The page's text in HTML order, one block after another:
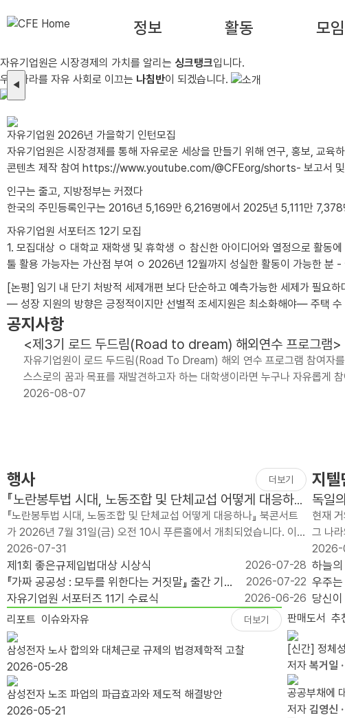
정보 활동 모임
자유기업원은 시장경제의 가치를 알리는 싱크탱크입니다.
우리나라를 자유 사회로 이끄는 나침반이 되겠습니다.
◀
자유기업원 2026년 가을학기 인턴모집
자유기업원은 시장경제를 통해 자유로운 세상을 만들기 위해 연구, 홍보, 교
콘텐츠 제작 참여 https://www.youtube.com/@CFEorg/shorts- 보고서 및 칼럼 작성 보조 https://www.cfe.org/20260428_28860- e-book 제작 https://www.cfe.org/p_400- 해외 칼럼 번역
https://www.cfe.org/20260625_29144- 세미나 기획 및 진행 https://www.cfe.org/20251021_28221지원자격- 대학 재학생(휴학생 가능) - 상경계&인문계 우대(국문과 등) - 시장 경제에 관심이 있는 자
활동기간- 2026년 9월 1일 ~ 11월 3..
인구는 줄고, 지방정부는 커졌다
한국의 주민등록인구는 2016년 5,169만 6,216명에서 2025년 5,111만
자유기업원 서포터즈 12기 모집
1. 모집대상 ㅇ 대학교 재학생 및 휴학생 ㅇ 참신한 아이디어와 열정으로 활동에 적극적으로 임하실 분 - 글쓰기에 능하고 사진 및 이미지 편집이 가능한 자 - 타 서포터즈 활동 유경험자 및 SNS 활용 가능자, 그래픽
툴 활용 가능자는 가산점 부여 ㅇ 2026년 12월까지 성실한 활동이 가능한 분 - 월 2회 이상 콘텐츠(카드뉴스, 블로그, 동영상 등) 제작이 가능한 분 - 발대식 및 수료식(비대면)에 참석 가능한 분 *발대식 일시/장
[논평] 임기 내 단기 처방적 세제개편 보다 단순하고 예측가능한 세제가 필요하
— 성장 지원의 방향은 긍정적이지만 선별적 조세지원은 최소화해야— 주택
공지사항
<제3기 로드 두드림(Road to dream) 해외연수 프로그램>
자유기업원이 로드 두드림(Road To Dream) 해외 연수 프로그램 참여자
스스로의 꿈과 목표를 재발견하고자 하는 대학생이라면 누구나 자유롭게
2026-08-07
행사 더보기
『노란봉투법 시대, 노동조합 및 단체교섭 어떻게 대응하
나?』 출간 기념 북콘서트
『노란봉투법 시대, 노동조합 및 단체교섭 어떻게 대응하나』 북콘서트
가 2026년 7월 31일(금) 오전 10시 푸른홀에서 개최되었습니다. 이번
행사는 개정 노란봉투법 ..
2026-07-31
제1회 좋은규제입법대상 시상식 2026-07-28
『가짜 공공성 : 모두를 위한다는 거짓말』 출간 기념
북콘서트
2026-07-22
자유기업원 서포터즈 11기 수료식 2026-06-26
지텔
독일
현재
그 나
하늘
우주
인터
당신
상기
리포트 이슈와자유 더보기
삼성전자 노사 합의와 대체근로 규제의 법경제학적 고찰
2026-05-28
삼성전자 노조 파업의 파급효과와 제도적 해결방안
2026-05-21
판매도서 추
[신간] 정체
저자 복거일
공공부채에
저자 김영신